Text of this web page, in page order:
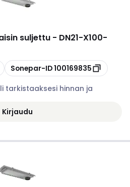
suljettu - DN21-X100-
Kopioi
Sonepar-ID100169835
tarkistaaksesi hinnan ja
Kirjaudu